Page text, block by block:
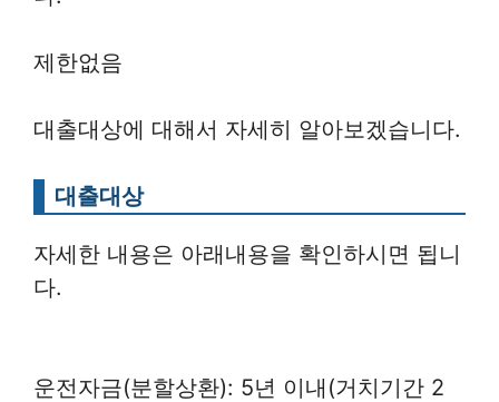
제한없음
대출대상에 대해서 자세히 알아보겠습니다.
대출대상
자세한 내용은 아래내용을 확인하시면 됩니
다.
운전자금(분할상환): 5년 이내(거치기간 2